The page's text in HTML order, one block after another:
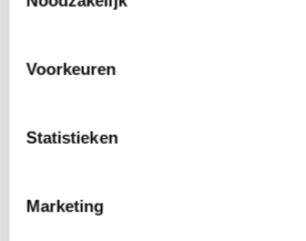
Voorkeuren
Statistieken
Marketing